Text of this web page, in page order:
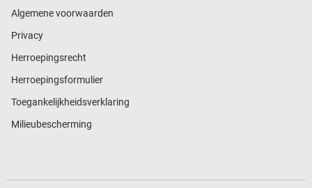
Algemene voorwaarden
Privacy
Herroepingsrecht
Herroepingsformulier
Toegankelijkheidsverklaring
Milieubescherming